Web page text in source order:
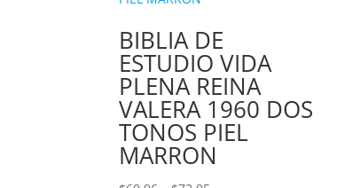
BIBLIA DE
ESTUDIO VIDA
PLENA REINA
VALERA 1960 DOS
TONOS PIEL
MARRON